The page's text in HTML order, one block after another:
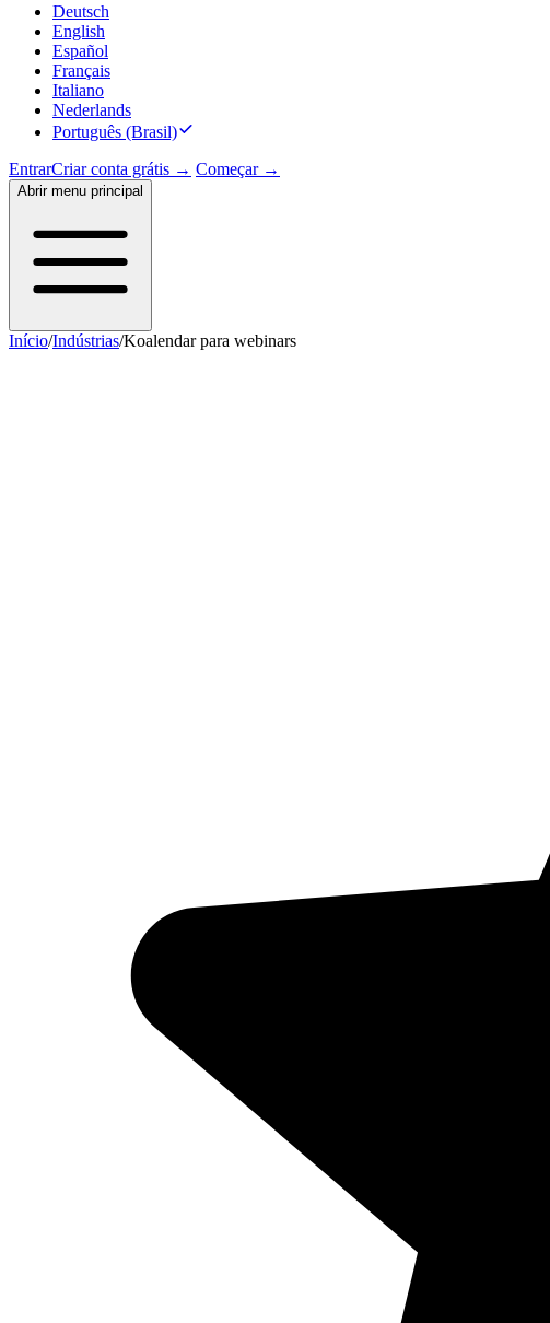
Deutsch
English
Español
Français
Italiano
Nederlands
Português (Brasil)
EntrarCriar conta grátis → Começar →
Abrir menu principal
Início/Indústrias/Koalendar para webinars